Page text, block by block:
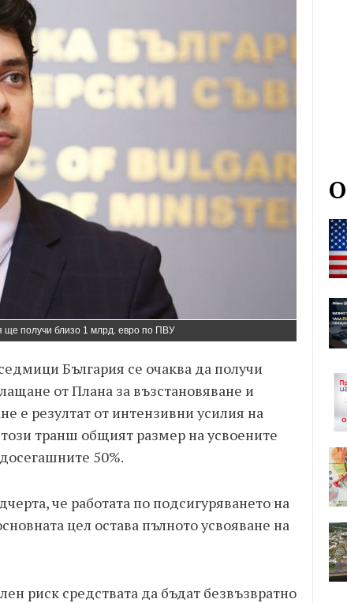
ще получи близо 1 млрд. евро по ПВУ
България се очаква да получи
от Плана за възстановяване и
е резултат от интензивни усилия на
транш общият размер на усвоените
50%.
че работата по подсигуряването на
цел остава пълното усвояване на
риск средствата да бъдат безвъзвратно